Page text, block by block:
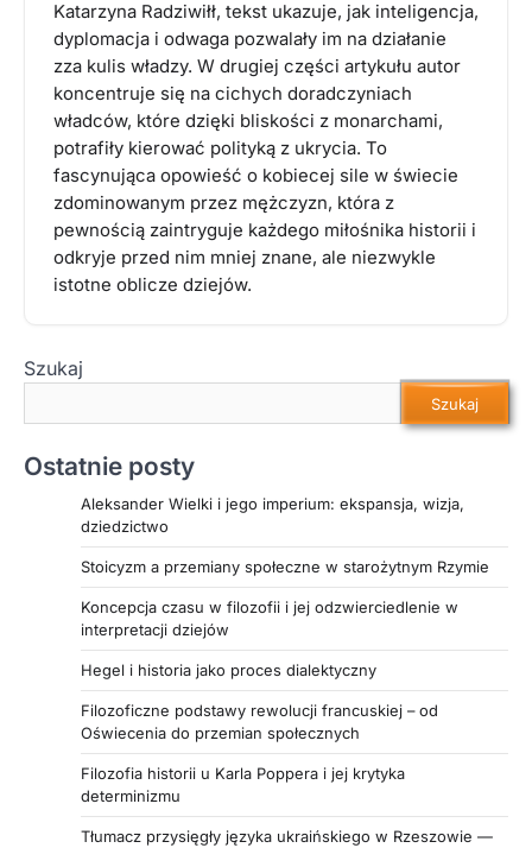
Katarzyna Radziwiłł, tekst ukazuje, jak inteligencja,
dyplomacja i odwaga pozwalały im na działanie
zza kulis władzy. W drugiej części artykułu autor
koncentruje się na cichych doradczyniach
władców, które dzięki bliskości z monarchami,
potrafiły kierować polityką z ukrycia. To
fascynująca opowieść o kobiecej sile w świecie
zdominowanym przez mężczyzn, która z
pewnością zaintryguje każdego miłośnika historii i
odkryje przed nim mniej znane, ale niezwykle
istotne oblicze dziejów.
Szukaj
Szukaj
Ostatnie posty
Aleksander Wielki i jego imperium: ekspansja, wizja,
dziedzictwo
Stoicyzm a przemiany społeczne w starożytnym Rzymie
Koncepcja czasu w filozofii i jej odzwierciedlenie w
interpretacji dziejów
Hegel i historia jako proces dialektyczny
Filozoficzne podstawy rewolucji francuskiej – od
Oświecenia do przemian społecznych
Filozofia historii u Karla Poppera i jej krytyka
determinizmu
Tłumacz przysięgły języka ukraińskiego w Rzeszowie —